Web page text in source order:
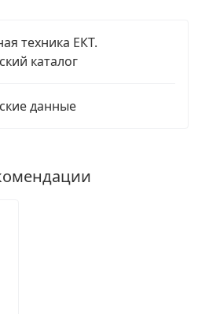
техника ЕКТ.
каталог
данные